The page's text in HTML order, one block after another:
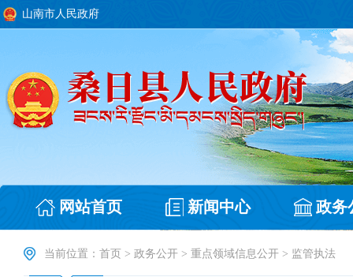
山南市人民政府
网站首页 新闻中心 政务
当前位置： 首页 > 政务公开 > 重点领域信息公开 > 监管执法